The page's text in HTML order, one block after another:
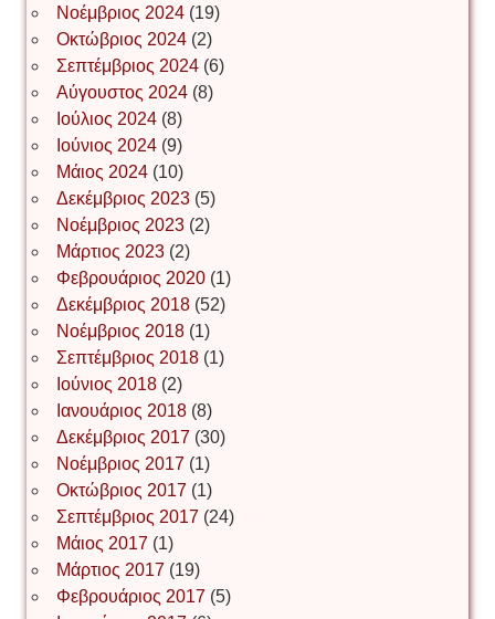
ΝΙΚΟΣ ΓΑΤΟΣ
Νίκος Λυγερός
Іван Буртик
Іван Наконечний
Інга Короткевич
Ірина Ключковська
Ірина Наконечна
Νοέμβριος 2024(19)
Οκτώβριος 2024(2)
Σεπτέμβριος 2024(6)
Αύγουστος 2024(8)
Ιούλιος 2024(8)
Ιούνιος 2024(9)
Μάιος 2024(10)
Δεκέμβριος 2023(5)
Νοέμβριος 2023(2)
Μάρτιος 2023(2)
Φεβρουάριος 2020(1)
Δεκέμβριος 2018(52)
Νοέμβριος 2018(1)
Σεπτέμβριος 2018(1)
Ιούνιος 2018(2)
Ιανουάριος 2018(8)
Δεκέμβριος 2017 (30)
Νοέμβριος 2017 (1)
Οκτώβριος 2017 (1)
Σεπτέμβριος 2017 (24)
Μάιος 2017 (1)
Μάρτιος 2017 (19)
Φεβρουάριος 2017 (5)